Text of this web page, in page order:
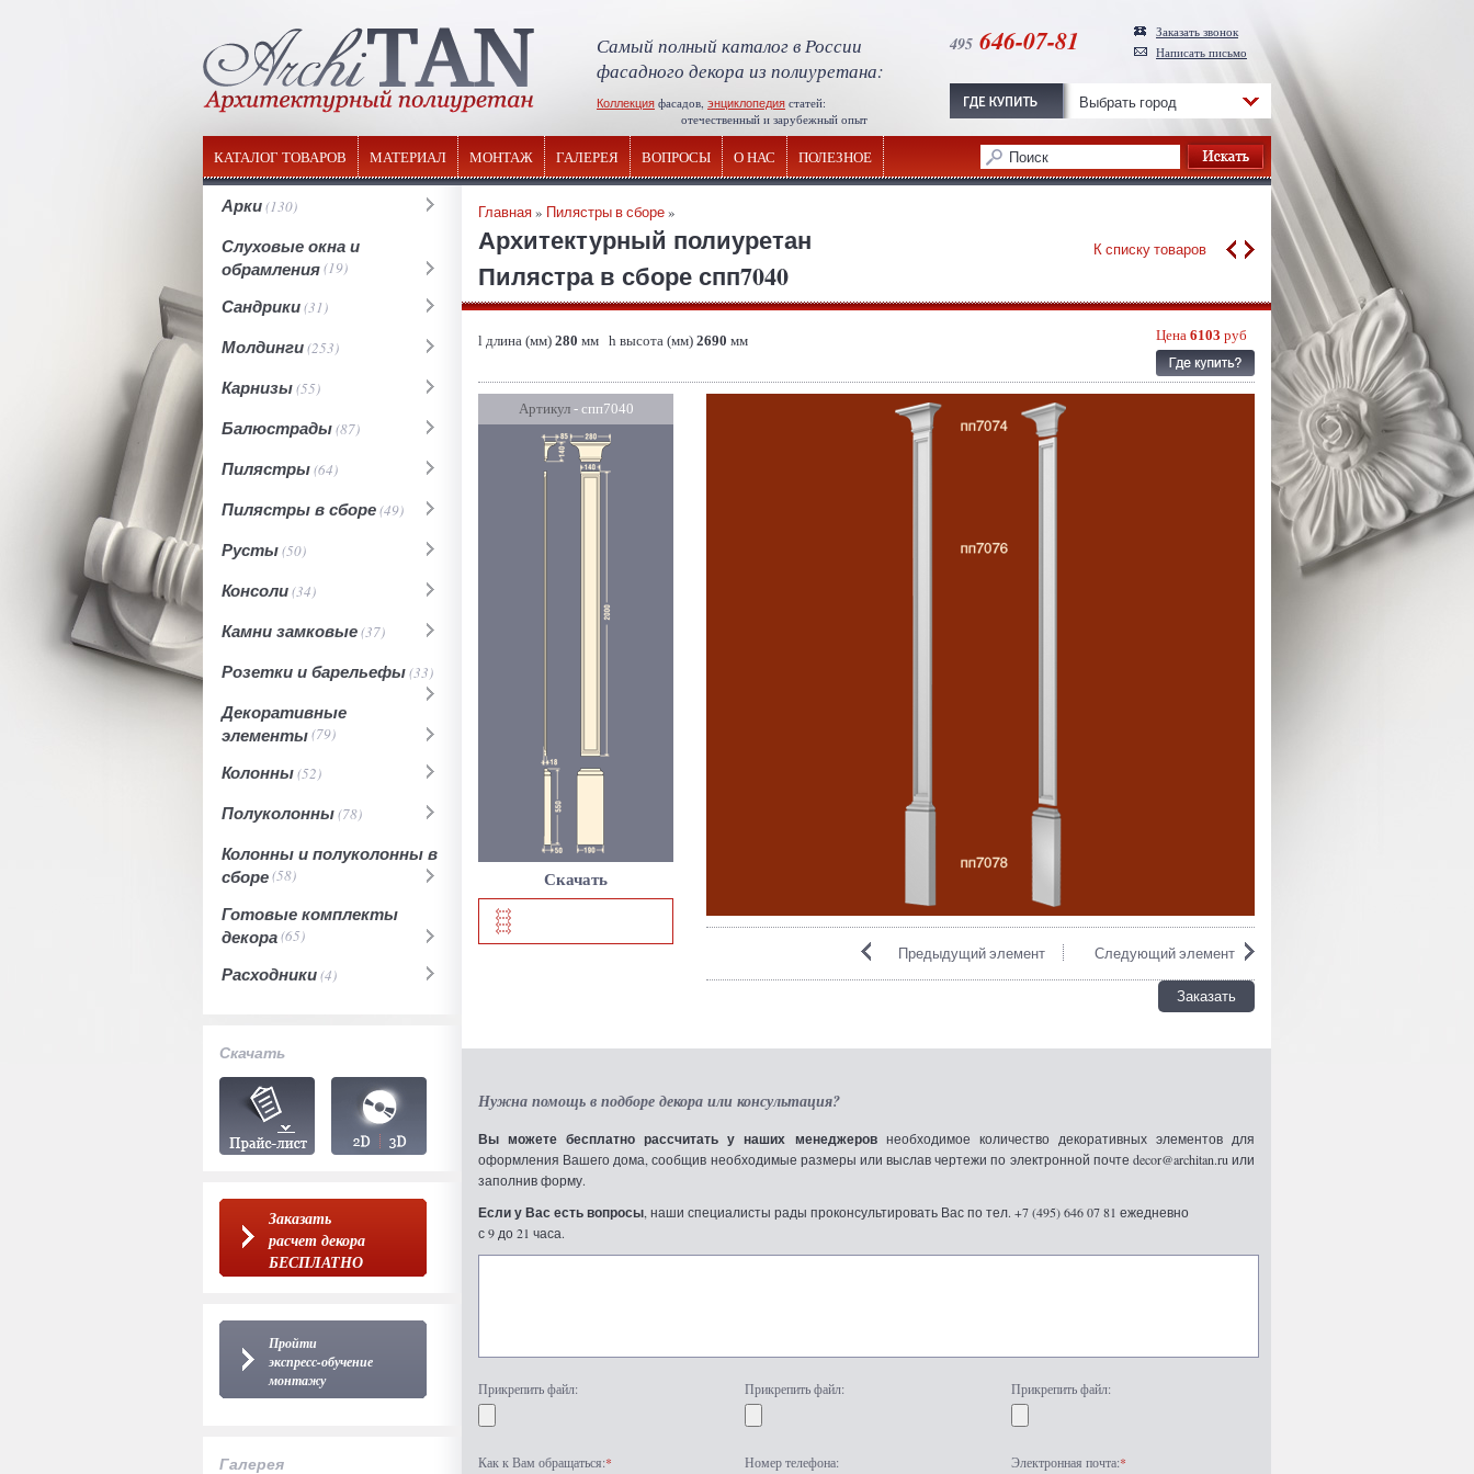
Самый полный каталог в России
фасадного декора из полиуретана:
Коллекция фасадов, энциклопедия статей:
отечественный и зарубежный опыт
495 646-07-81
Заказать звонок
Написать письмо
Выбрать город
КАТАЛОГ ТОВАРОВ МАТЕРИАЛ МОНТАЖ ГАЛЕРЕЯ ВОПРОСЫ О НАС ПОЛЕЗНОЕ
Арки(130)
Слуховые окна и
обрамления(19)
Сандрики(31)
Молдинги(253)
Карнизы(55)
Балюстрады(87)
Пилястры(64)
Пилястры в сборе(49)
Русты(50)
Консоли(34)
Камни замковые(37)
Розетки и барельефы(33)
Декоративные
элементы(79)
Колонны(52)
Полуколонны(78)
Колонны и полуколонны в
сборе(58)
Готовые комплекты
декора(65)
Расходники(4)
Скачать
Заказать
расчет декора
БЕСПЛАТНО
Пройти
экспресс-обучение
монтажу
Галерея
Главная» Пилястры в сборе»
Архитектурный полиуретан
Пилястра в сборе спп7040
К списку товаров
l длина (мм) 280 мм h высота (мм) 2690 мм Цена 6103 руб
Артикул- спп7040
Скачать
Следующий элемент
Предыдущий элемент
Заказать
Нужна помощь в подборе декора или консультация?
Вы можете бесплатно рассчитать у наших менеджеровнеобходимое количество декоративных элементов для
оформления Вашего дома, сообщив необходимые размеры или выслав чертежи по электронной почте decor@architan.ru или
заполнив форму.
Если у Вас есть вопросы , наши специалисты рады проконсультировать Вас по тел. +7 (495) 646 07 81 ежедневно
с 9 до 21 часа.
Прикрепить файл: Прикрепить файл: Прикрепить файл:
Как к Вам обращаться:* Номер телефона: Электронная почта:*